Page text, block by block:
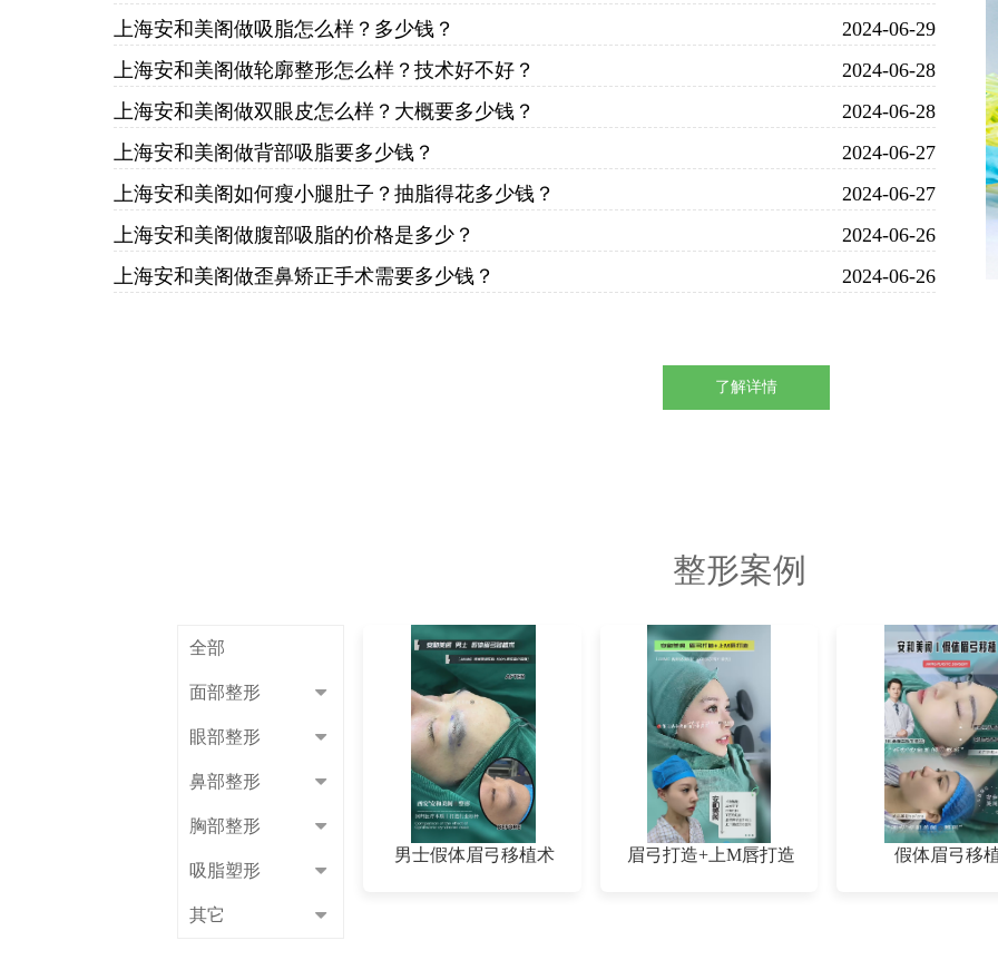
了解详情
上海安和美阁做吸脂怎么样？多少钱？
2024-06-29
上海安和美阁做轮廓整形怎么样？技术好不好？
2024-06-28
上海安和美阁做双眼皮怎么样？大概要多少钱？
2024-06-28
上海安和美阁做背部吸脂要多少钱？
2024-06-27
上海安和美阁如何瘦小腿肚子？抽脂得花多少钱？
2024-06-27
上海安和美阁做腹部吸脂的价格是多少？
2024-06-26
上海安和美阁做歪鼻矫正手术需要多少钱？
2024-06-26
整形案例
全部
面部整形
眼部整形
鼻部整形
胸部整形
吸脂塑形
其它
男士假体眉弓移植术 眉弓打造+上M唇打造 假体眉弓移